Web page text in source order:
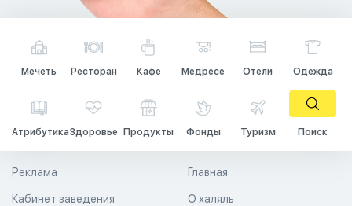
Мечеть Ресторан Кафе Медресе Отели Одежда
АтрибутикаЗдоровье Продукты Фонды Туризм Поиск
Главная
О халяль
Реклама
Кабинет заведения